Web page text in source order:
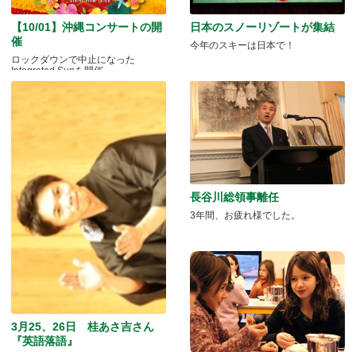
【10/01】沖縄コンサートの開
催
ロックダウンで中止になった
Integrated Sunを開催
日本のスノーリゾートが集結
今年のスキーは日本で！
3月25、26日 桂あさ吉さん
『英語落語』
長谷川総領事離任
3年間、お疲れ様でした。